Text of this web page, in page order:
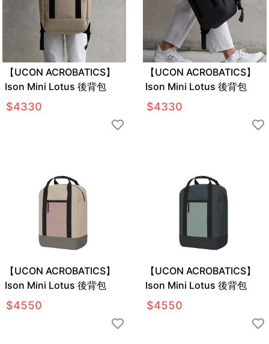
【UCON ACROBATICS】
Ison Mini Lotus 後背包
$4330
【UCON ACROBATICS】
Ison Mini Lotus 後背包
$4330
【UCON ACROBATICS】
Ison Mini Lotus 後背包
$4550
【UCON ACROBATICS】
Ison Mini Lotus 後背包
$4550